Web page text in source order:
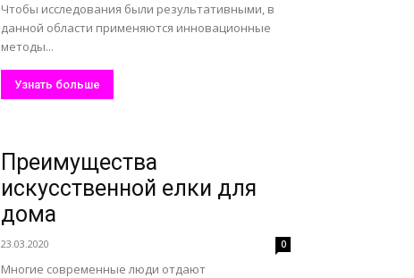
Чтобы исследования были результативными, в
данной области применяются инновационные
методы...
Узнать больше
Преимущества
искусственной елки для
дома
23.03.2020 0
Многие современные люди отдают